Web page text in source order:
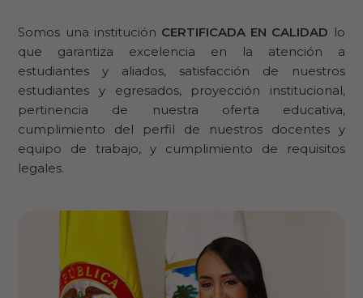
Somos una institución CERTIFICADA EN CALIDAD lo
que garantiza excelencia en la atención a
estudiantes y aliados, satisfacción de nuestros
estudiantes y egresados, proyección institucional,
pertinencia de nuestra oferta educativa,
cumplimiento del perfil de nuestros docentes y
equipo de trabajo, y cumplimiento de requisitos
legales.